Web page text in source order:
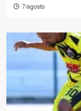
7/agosto